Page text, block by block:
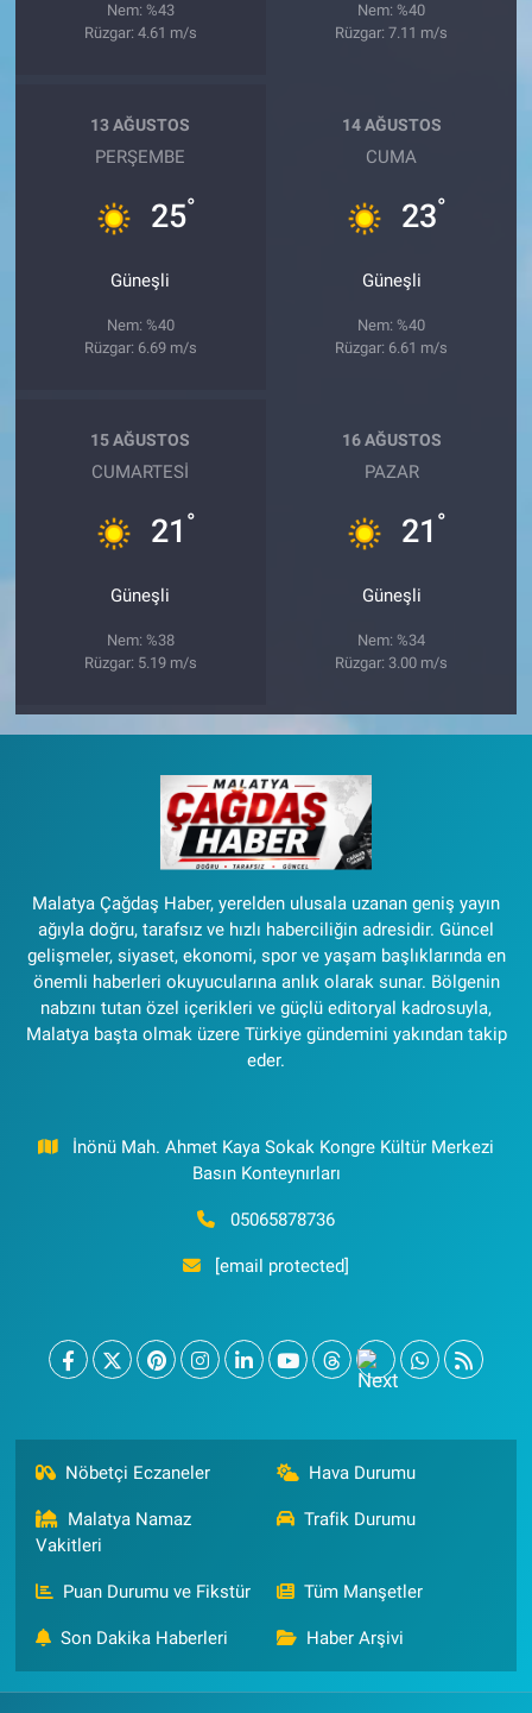
Nem: %43
Rüzgar: 4.61 m/s
Nem: %40
Rüzgar: 7.11 m/s
13 AĞUSTOS
PERŞEMBE
25°
Güneşli
Nem: %40
Rüzgar: 6.69 m/s
14 AĞUSTOS
CUMA
23°
Güneşli
Nem: %40
Rüzgar: 6.61 m/s
15 AĞUSTOS
CUMARTESI
21 °
Güneşli
Nem: %38
Rüzgar: 5.19 m/s
16 AĞUSTOS
PAZAR
21 °
Güneşli
Nem: %34
Rüzgar: 3.00 m/s
Malatya Çağdaş Haber, yerelden ulusala uzanan geniş yayın
ağıyla doğru, tarafsız ve hızlı haberciliğin adresidir. Güncel
gelişmeler, siyaset, ekonomi, spor ve yaşam başlıklarında en
önemli haberleri okuyucularına anlık olarak sunar. Bölgenin
nabzını tutan özel içerikleri ve güçlü editoryal kadrosuyla,
Malatya başta olmak üzere Türkiye gündemini yakından takip
eder.
İnönü Mah. Ahmet Kaya Sokak Kongre Kültür Merkezi
Basın Konteynırları
05065878736
[email protected]
Nöbetçi Eczaneler Hava Durumu
Malatya Namaz
Vakitleri
Trafik Durumu
Puan Durumu ve Fikstür Tüm Manşetler
Son Dakika Haberleri Haber Arşivi